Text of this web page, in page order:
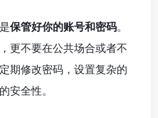
保管好你的账号和密码。
更不要在公共场合或者不
期修改密码，设置复杂的
安全性。